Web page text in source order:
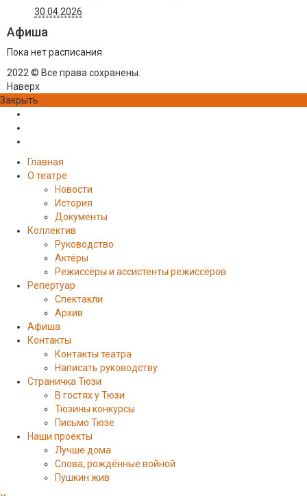
30.04.2026
Афиша
Пока нет расписания
2022 © Все права сохранены.
Наверх
Закрыть
Главная
О театре
Новости
История
Документы
Коллектив
Руководство
Актёры
Режиссёры и ассистенты режиссёров
Репертуар
Спектакли
Архив
Афиша
Контакты
Контакты театра
Написать руководству
Страничка Тюзи
В гостях у Тюзи
Тюзины конкурсы
Письмо Тюзе
Наши проекты
Лучше дома
Слова, рождённые войной
Пушкин жив